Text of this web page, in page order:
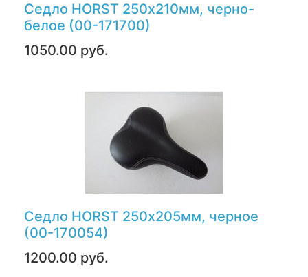
Седло HORST 250х210мм, черно-
белое (00-171700)
1050.00 руб.
Седло HORST 250х205мм, черное
(00-170054)
1200.00 руб.